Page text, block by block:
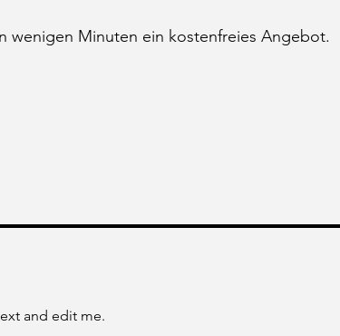
and edit me.
wenigen Minuten ein kostenfreies Angebot.